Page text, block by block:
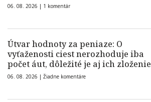
06. 08. 2026 | 1 komentár
Útvar hodnoty za peniaze: O
vyťaženosti ciest nerozhoduje iba
počet áut, dôležité je aj ich zloženie
06. 08. 2026 | Žiadne komentáre